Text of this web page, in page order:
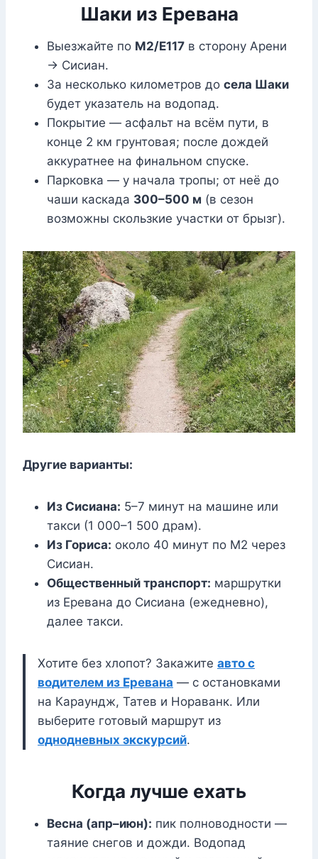
Шаки из Еревана
Выезжайте по М2/Е117 в сторону Арени
→ Сисиан.
За несколько километров до села Шаки
будет указатель на водопад.
Покрытие — асфальт на всём пути, в
конце 2 км грунтовая; после дождей
аккуратнее на финальном спуске.
Парковка — у начала тропы; от неё до
чаши каскада 300–500 м (в сезон
возможны скользкие участки от брызг).
Другие варианты:
Из Сисиана: 5–7 минут на машине или
такси (1 000–1 500 драм).
Из Гориса: около 40 минут по М2 через
Сисиан.
Общественный транспорт: маршрутки
из Еревана до Сисиана (ежедневно),
далее такси.
Хотите без хлопот? Закажите авто с
водителем из Еревана — с остановками
на Караундж, Татев и Нораванк. Или
выберите готовый маршрут из
однодневных экскурсий.
Когда лучше ехать
Весна (апр–июн): пик полноводности —
таяние снегов и дожди. Водопад